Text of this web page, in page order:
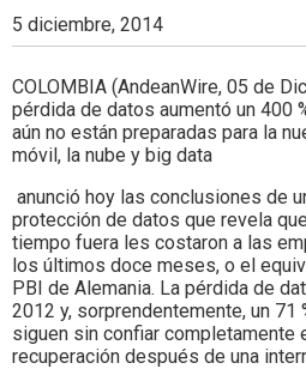
5 diciembre, 2014
COLOMBIA (AndeanWire, 05 de
pérdida de datos aumentó un 400
aún no están preparadas para la
móvil, la nube y big data
anunció hoy las conclusiones de
protección de datos que revela
tiempo fuera les costaron a las
los últimos doce meses, o el
PBI de Alemania. La pérdida de
2012 y, sorprendentemente, un 71
siguen sin confiar completamente
recuperación después de una